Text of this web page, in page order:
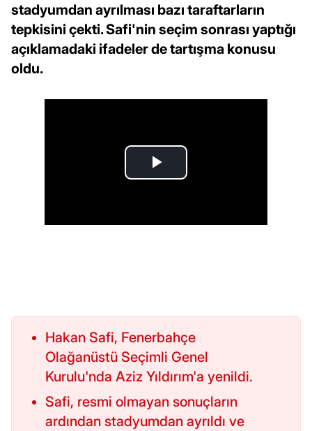
stadyumdan ayrılması bazı taraftarların
tepkisini çekti. Safi'nin seçim sonrası yaptığı
açıklamadaki ifadeler de tartışma konusu
oldu.
Hakan Safi, Fenerbahçe
Olağanüstü Seçimli Genel
Kurulu'nda Aziz Yıldırım'a yenildi.
Safi, resmi olmayan sonuçların
ardından stadyumdan ayrıldı ve